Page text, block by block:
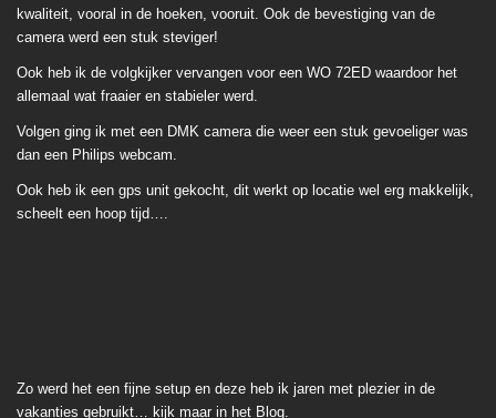
kwaliteit, vooral in de hoeken, vooruit. Ook de bevestiging van de
camera werd een stuk steviger!
Ook heb ik de volgkijker vervangen voor een WO 72ED waardoor het
allemaal wat fraaier en stabieler werd.
Volgen ging ik met een DMK camera die weer een stuk gevoeliger was
dan een Philips webcam.
Ook heb ik een gps unit gekocht, dit werkt op locatie wel erg makkelijk,
scheelt een hoop tijd….
Zo werd het een fijne setup en deze heb ik jaren met plezier in de
vakanties gebruikt… kijk maar in het Blog.